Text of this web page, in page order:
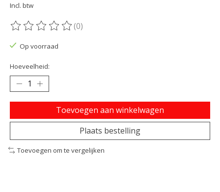
Incl. btw
De beoordeling van dit product is
(0)
Op voorraad
Hoeveelheid:
Toevoegen aan winkelwagen
Plaats bestelling
Toevoegen om te vergelijken